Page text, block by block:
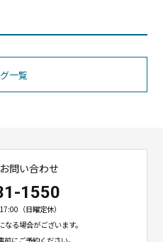
一覧
問い合わせ
1550
（日曜定休）
る場合がございます。
にご予約ください。